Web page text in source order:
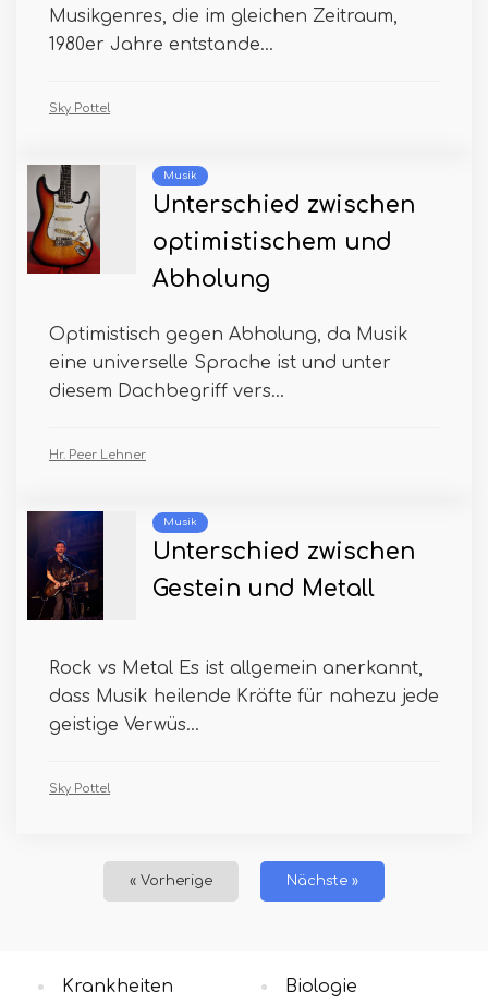
Musikgenres, die im gleichen Zeitraum,
1980er Jahre entstande...
Sky Pottel
Musik
Unterschied zwischen
optimistischem und
Abholung
Optimistisch gegen Abholung, da Musik
eine universelle Sprache ist und unter
diesem Dachbegriff vers...
Hr. Peer Lehner
Musik
Unterschied zwischen
Gestein und Metall
Rock vs Metal Es ist allgemein anerkannt,
dass Musik heilende Kräfte für nahezu jede
geistige Verwüs...
Sky Pottel
« Vorherige Nächste »
Krankheiten Biologie